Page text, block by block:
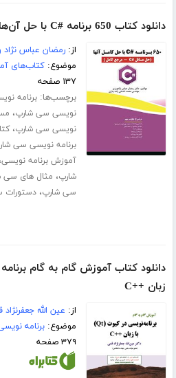
دانلود کتاب 650 برنامه #C با حل آن‌ها
از:رمضان عباس نژاد
موضوع:کتاب‌های
۱۳۷ صفحه
برچسب‌ها:برنامه
نویسی سی شارپ،
نویسی سی شارپ،
برنامه نویسی سی
آموزش برنامه نویسی،
شارپ، مثال های سی
سی شارپ،دستورات
زبان ++C
از: عین الله
موضوع:برنامه
۳۷۹ صفحه